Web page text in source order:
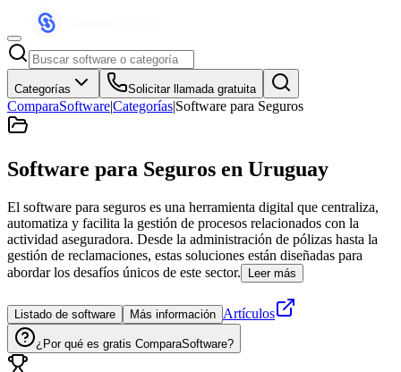
Categorías Solicitar llamada gratuita
ComparaSoftware|Categorías|Software para Seguros
Software para Seguros en Uruguay
El software para seguros es una herramienta digital que centraliza,
automatiza y facilita la gestión de procesos relacionados con la
actividad aseguradora. Desde la administración de pólizas hasta la
gestión de reclamaciones, estas soluciones están diseñadas para
abordar los desafíos únicos de este sector.
Leer más
Listado de software Más información Artículos
¿Por qué es gratis ComparaSoftware?